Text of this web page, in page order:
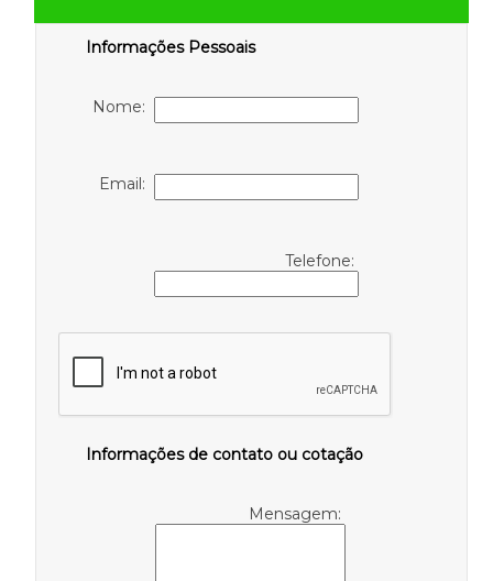
Informações Pessoais
Nome:
Email:
Telefone:
Informações de contato ou cotação
Mensagem: